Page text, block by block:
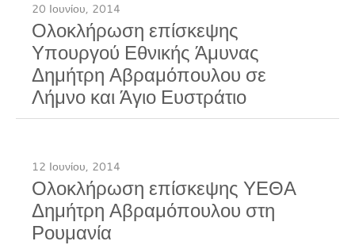
20 Ιουνίου, 2014
Ολοκλήρωση επίσκεψης
Υπουργού Εθνικής Άμυνας
Δημήτρη Αβραμόπουλου σε
Λήμνο και Άγιο Ευστράτιο
12 Ιουνίου, 2014
Ολοκλήρωση επίσκεψης ΥΕΘΑ
Δημήτρη Αβραμόπουλου στη
Ρουμανία